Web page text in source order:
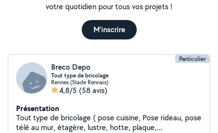
votre quotidien pour tous vos projets !
M'inscrire
Particulier
Breco Depo
Tout type de bricolage
Rennes (Stade Rennais)
4,8/5 (58 avis)
Présentation
Tout type de bricolage ( pose cuisine, Pose rideau, pose
télé au mur, étagère, lustre, hotte, plaque,